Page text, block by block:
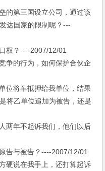
第三国设立公司，通过该
达国家的限制呢？---
？----2007/12/01
的行为，如何保护合伙企
将车抵押给我单位，结果
将乙单位追加为被告，还是
年不起诉我们，他们以后
与被告？----2007/12/01
说在我手上，还打算起诉